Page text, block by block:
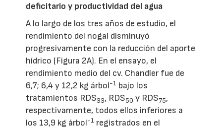
deficitario y productividad del agua
A lo largo de los tres años de estudio, el
rendimiento del nogal disminuyó
progresivamente con la reducción del aporte
hídrico (Figura 2A). En el ensayo, el
rendimiento medio del cv. Chandler fue de
6,7; 6,4 y 12,2 kg árbol-1 bajo los
tratamientos RDS33, RDS50 y RDS75,
respectivamente, todos ellos inferiores a
los 13,9 kg árbol-1 registrados en el